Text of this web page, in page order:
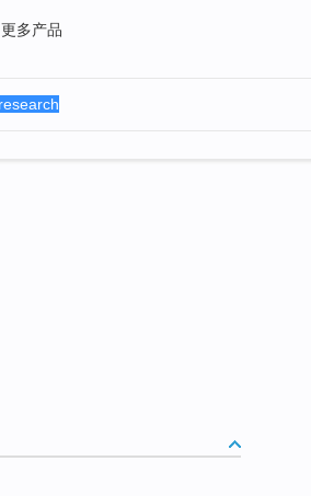
更多产品